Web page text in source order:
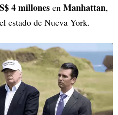
4 millones en Manhattan,
estado de Nueva York.